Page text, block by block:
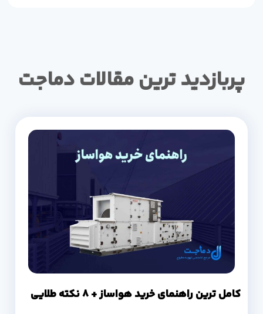
پربازدید ترین مقالات دماجت
کامل ترین راهنمای خرید هواساز + 8 نکته طلایی